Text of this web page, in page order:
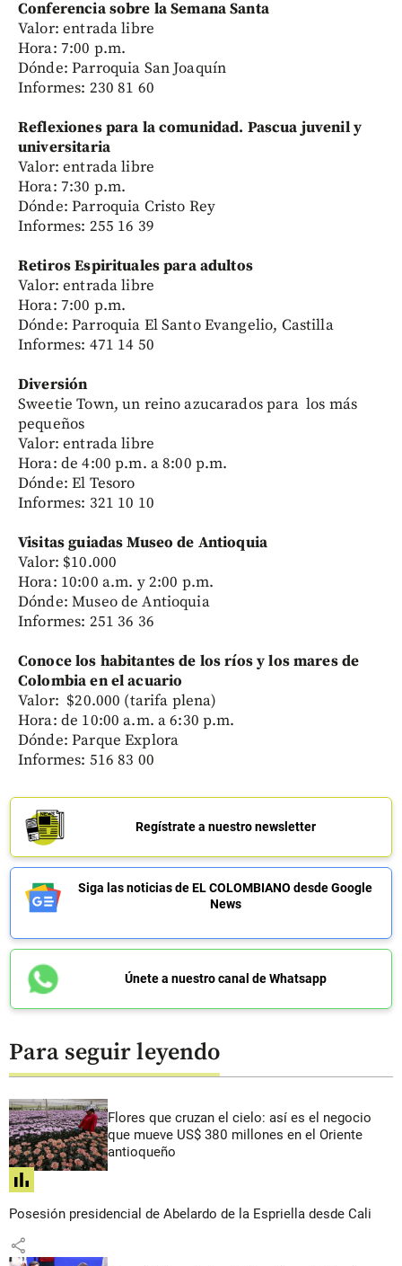
Conferencia sobre la Semana Santa
Valor: entrada libre
Hora: 7:00 p.m.
Dónde: Parroquia San Joaquín
Informes: 230 81 60
Reflexiones para la comunidad. Pascua juvenil y
universitaria
Valor: entrada libre
Hora: 7:30 p.m.
Dónde: Parroquia Cristo Rey
Informes: 255 16 39
Retiros Espirituales para adultos
Valor: entrada libre
Hora: 7:00 p.m.
Dónde: Parroquia El Santo Evangelio, Castilla
Informes: 471 14 50
Diversión
Sweetie Town, un reino azucarados para los más
pequeños
Valor: entrada libre
Hora: de 4:00 p.m. a 8:00 p.m.
Dónde: El Tesoro
Informes: 321 10 10
Visitas guiadas Museo de Antioquia
Valor: $10.000
Hora: 10:00 a.m. y 2:00 p.m.
Dónde: Museo de Antioquia
Informes: 251 36 36
Conoce los habitantes de los ríos y los mares de
Colombia en el acuario
Valor: $20.000 (tarifa plena)
Hora: de 10:00 a.m. a 6:30 p.m.
Dónde: Parque Explora
Informes: 516 83 00
Regístrate a nuestro newsletter
Siga las noticias de EL COLOMBIANO desde Google
News
Únete a nuestro canal de Whatsapp
Para seguir leyendo
Flores que cruzan el cielo: así es el negocio
que mueve US$ 380 millones en el Oriente
antioqueño
share
Posesión presidencial de Abelardo de la Espriella desde Cali
share